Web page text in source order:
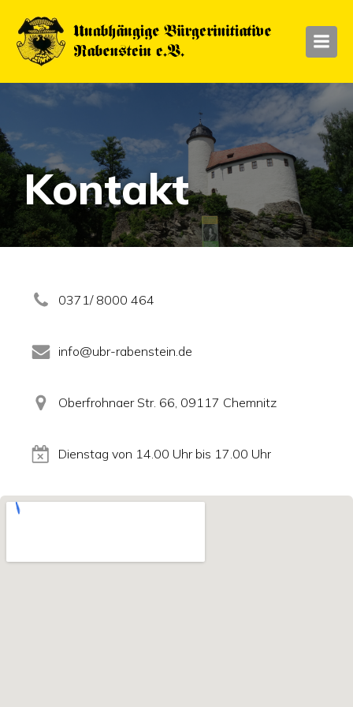
Kontakt
0371/ 8000 464
info@ubr-rabenstein.de
Oberfrohnaer Str. 66, 09117 Chemnitz
Dienstag von 14.00 Uhr bis 17.00 Uhr